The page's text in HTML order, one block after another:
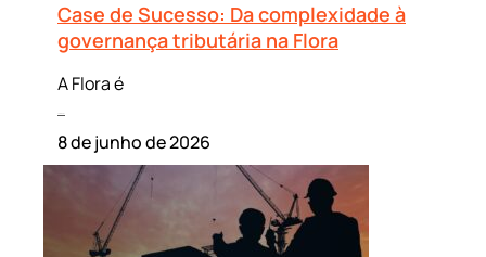
Case de Sucesso: Da complexidade à
governança tributária na Flora
A Flora é
8 de junho de 2026